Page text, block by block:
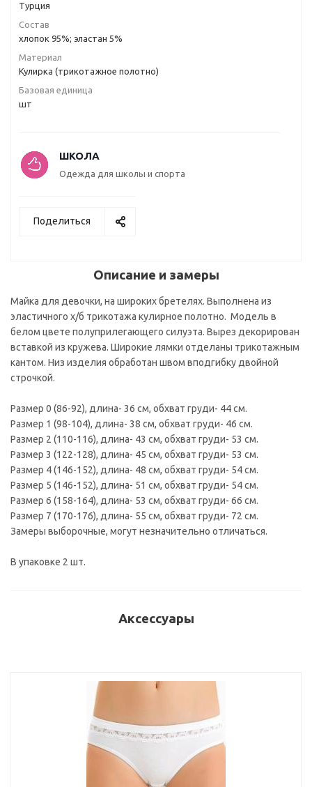
Турция
Состав
хлопок 95%; эластан 5%
Материал
Кулирка (трикотажное полотно)
Базовая единица
шт
ШКОЛА
Одежда для школы и спорта
Поделиться
Описание и замеры
Майка для девочки, на широких бретелях. Выполнена из
эластичного х/б трикотажа кулирное полотно. Модель в
белом цвете полуприлегающего силуэта. Вырез декорирован
вставкой из кружева. Широкие лямки отделаны трикотажным
кантом. Низ изделия обработан швом вподгибку двойной
строчкой.
Размер 0 (86-92), длина- 36 см, обхват груди- 44 см.
Размер 1 (98-104), длина- 38 см, обхват груди- 46 см.
Размер 2 (110-116), длина- 43 см, обхват груди- 53 см.
Размер 3 (122-128), длина- 45 см, обхват груди- 53 см.
Размер 4 (146-152), длина- 48 см, обхват груди- 54 см.
Размер 5 (146-152), длина- 51 см, обхват груди- 54 см.
Размер 6 (158-164), длина- 53 см, обхват груди- 66 см.
Размер 7 (170-176), длина- 55 см, обхват груди- 72 см.
Замеры выборочные, могут незначительно отличаться.
В упаковке 2 шт.
Аксессуары